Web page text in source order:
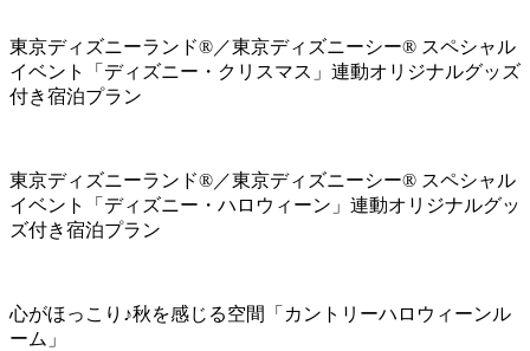
東京ディズニーランド®／東京ディズニーシー® スペシャル
イベント「ディズニー・クリスマス」連動オリジナルグッズ
付き宿泊プラン
東京ディズニーランド®／東京ディズニーシー® スペシャル
イベント「ディズニー・ハロウィーン」連動オリジナルグッ
ズ付き宿泊プラン
心がほっこり♪秋を感じる空間「カントリーハロウィーンル
ーム」